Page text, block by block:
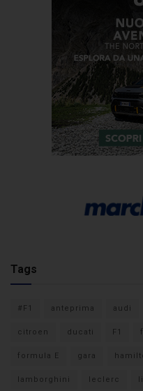
Tags
#F1 anteprima audi
citroen ducati F1
formula E gara
lamborghini leclerc